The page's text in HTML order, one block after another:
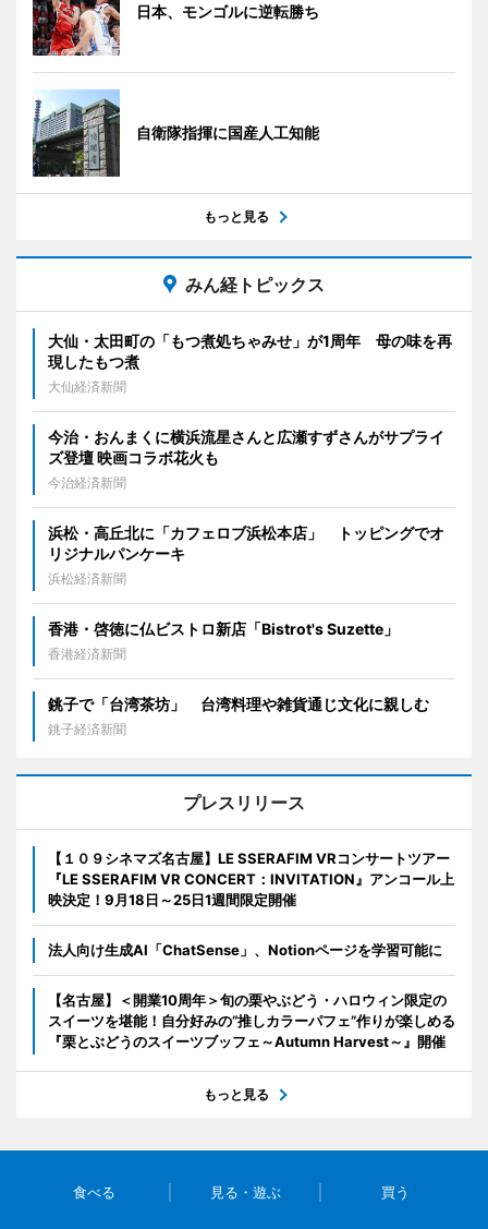
日本、モンゴルに逆転勝ち
自衛隊指揮に国産人工知能
もっと見る
みん経トピックス
大仙・太田町の「もつ煮処ちゃみせ」が1周年 母の味を再
現したもつ煮
大仙経済新聞
今治・おんまくに横浜流星さんと広瀬すずさんがサプライ
ズ登壇 映画コラボ花火も
今治経済新聞
浜松・高丘北に「カフェロブ浜松本店」 トッピングでオ
リジナルパンケーキ
浜松経済新聞
香港・啓徳に仏ビストロ新店「Bistrot's Suzette」
香港経済新聞
銚子で「台湾茶坊」 台湾料理や雑貨通じ文化に親しむ
銚子経済新聞
プレスリリース
【１０９シネマズ名古屋】LE SSERAFIM VRコンサートツアー
『LE SSERAFIM VR CONCERT：INVITATION』アンコール上
映決定！9月18日～25日1週間限定開催
法人向け生成AI「ChatSense」、Notionページを学習可能に
【名古屋】＜開業10周年＞旬の栗やぶどう・ハロウィン限定の
スイーツを堪能！自分好みの“推しカラーパフェ”作りが楽しめる
『栗とぶどうのスイーツブッフェ～Autumn Harvest～』開催
もっと見る
食べる 見る・遊ぶ 買う